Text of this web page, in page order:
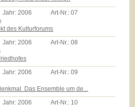
Jahr: 2006 Art-Nr.:07
des Kulturforums
Jahr:2006 Art-Nr.:08
Jahr:2006 Art-Nr.:09
Das Ensemble um de...
Jahr:2006 Art-Nr.: 10